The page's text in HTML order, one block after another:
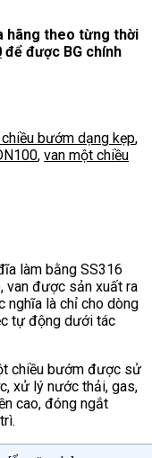
hãng theo từng thời
để được BG chính
bướm dạng kẹp,
, van một chiều
làm bằng SS316
van được sản xuất ra
nghĩa là chỉ cho dòng
tự động dưới tác
chiều bướm được sử
xử lý nước thải, gas,
cao, đóng ngắt